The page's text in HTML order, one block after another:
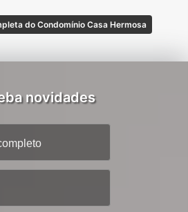
do Condomínio Casa Hermosa
novidades